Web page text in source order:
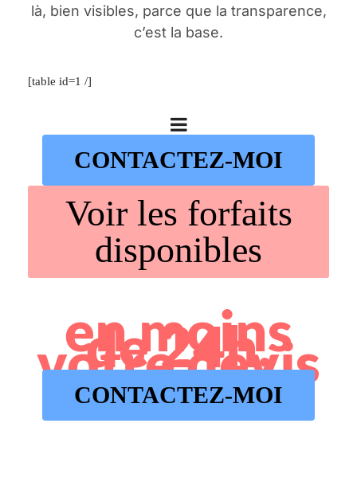
là, bien visibles, parce que la transparence,
c’est la base.
[table id=1 /]
CONTACTEZ-MOI
Voir les forfaits
disponibles
en moins
de 24h,
votre devis
CONTACTEZ-MOI